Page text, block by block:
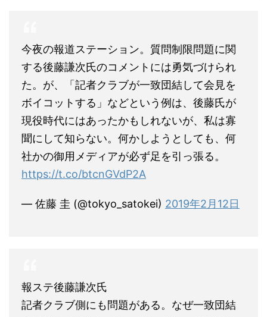
今夜の報道ステーション。質問制限問題に関
する後藤謙次氏のコメントには勇気づけられ
た。が、「記者クラブが一致団結して会見を
ボイコットする」などという例は、後藤氏が
現役時代にはあったかもしれないが、私は寡
聞にして知らない。何かしようとしても、何
社かの御用メディアが必ず足を引っ張る。
https://t.co/btcnGVdP2A
— 佐藤 圭 (@tokyo_satokei) 2019年2月12日
報ステ後藤謙次氏
記者クラブ側にも問題がある。なぜ一致団結